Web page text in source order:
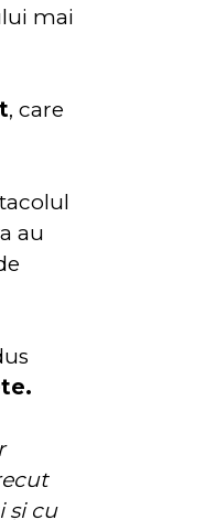
mai
, care
au
și cu